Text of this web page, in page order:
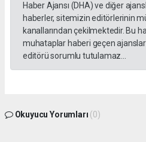
Haber Ajansı (DHA) ve diğer
haberler, sitemizin editörlerinin
kanallarından çekilmektedir. Bu
muhataplar haberi geçen
editörü sorumlu tutulamaz...
Okuyucu Yorumları (0)